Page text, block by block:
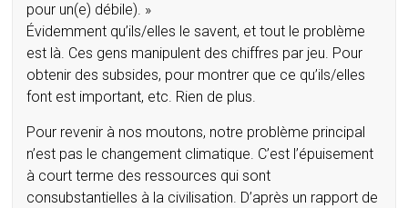
pour un(e) débile). »
Évidemment qu’ils/elles le savent, et tout le problème
est là. Ces gens manipulent des chiffres par jeu. Pour
obtenir des subsides, pour montrer que ce qu’ils/elles
font est important, etc. Rien de plus.
Pour revenir à nos moutons, notre problème principal
n’est pas le changement climatique. C’est l’épuisement
à court terme des ressources qui sont
consubstantielles à la civilisation. D’après un rapport de